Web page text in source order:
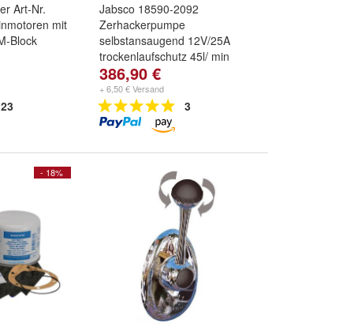
Art-Nr.
mit
Block
23
Jabsco 18590-2092
Zerhackerpumpe
selbstansaugend 12V/25A
trockenlaufschutz 45l/ min
386,90 €
+ 6,50 € Versand
3
- 18%